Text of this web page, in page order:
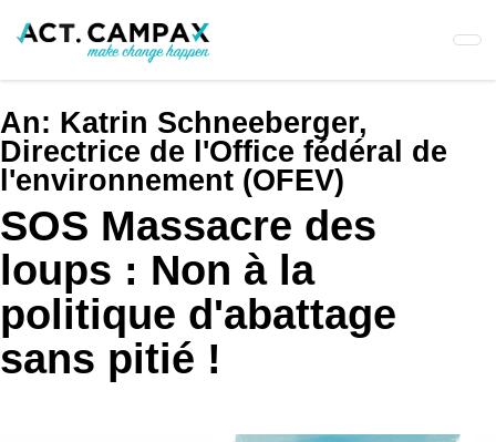
An: Katrin Schneeberger,
Directrice de l'Office fédéral de
l'environnement (OFEV)
SOS Massacre des
loups : Non à la
politique d'abattage
sans pitié !